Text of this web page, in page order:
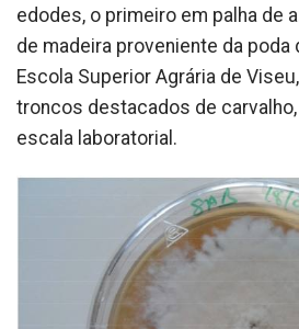
edodes, o primeiro em palha de
de madeira proveniente da poda
Escola Superior Agrária de
troncos destacados de
escala laboratorial.